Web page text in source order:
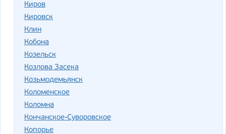
Киров
Кировск
Клин
Кобона
Козельск
Козлова Засека
Козьмодемьянск
Коломенское
Коломна
Кончанское-Суворовское
Копорье